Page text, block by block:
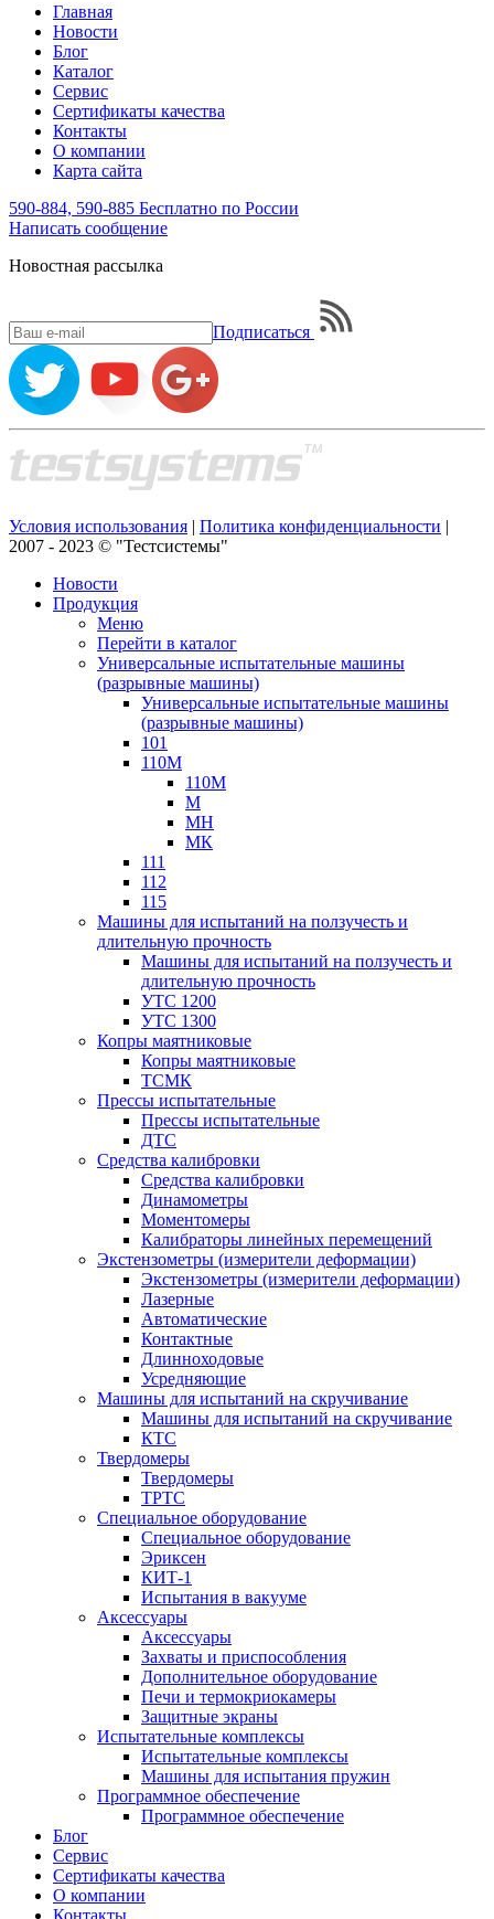
Главная
Новости
Блог
Каталог
Сервис
Сертификаты качества
Контакты
О компании
Карта сайта
590-884, 590-885 Бесплатно по России
Написать сообщение
Новостная рассылка
Подписаться
Условия использования | Политика конфиденциальности |
2007 - 2023 © "Тестсистемы"
Новости
Продукция
Меню
Перейти в каталог
Универсальные испытательные машины
(разрывные машины)
Универсальные испытательные машины
(разрывные машины)
101
110М
110М
М
МН
МК
111
112
115
Машины для испытаний на ползучесть и
длительную прочность
Машины для испытаний на ползучесть и
длительную прочность
УТС 1200
УТС 1300
Копры маятниковые
Копры маятниковые
ТСМК
Прессы испытательные
Прессы испытательные
ДТС
Средства калибровки
Средства калибровки
Динамометры
Моментомеры
Калибраторы линейных перемещений
Экстензометры (измерители деформации)
Экстензометры (измерители деформации)
Лазерные
Автоматические
Контактные
Длинноходовые
Усредняющие
Машины для испытаний на скручивание
Машины для испытаний на скручивание
КТС
Твердомеры
Твердомеры
ТРТС
Специальное оборудование
Специальное оборудование
Эриксен
КИТ-1
Испытания в вакууме
Аксессуары
Аксессуары
Захваты и приспособления
Дополнительное оборудование
Печи и термокриокамеры
Защитные экраны
Испытательные комплексы
Испытательные комплексы
Машины для испытания пружин
Программное обеспечение
Программное обеспечение
Блог
Сервис
Сертификаты качества
О компании
Контакты